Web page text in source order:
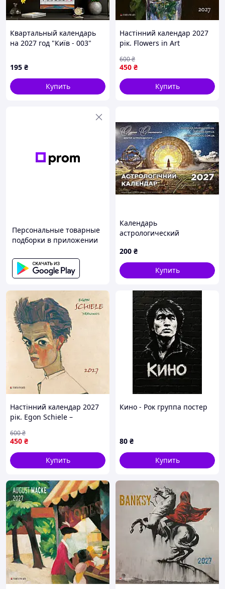
Квартальный календарь
на 2027 год "Київ - 003"
195 ₴
Купить
Настінний календар 2027
рік. Flowers in Art
450 ₴
600₴
Купить
Персональные товарные
подборки в приложении
Календарь
астрологический
200 ₴
Купить
Настінний календар 2027
рік. Egon Schiele –
450 ₴
600₴
Купить
Кино - Рок группа постер
80 ₴
Купить